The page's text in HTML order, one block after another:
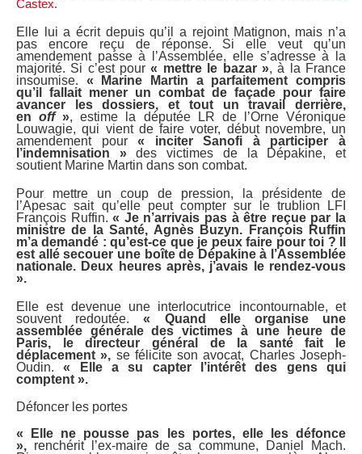
Castex.
Elle lui a écrit depuis qu’il a rejoint Matignon, mais n’a
pas encore reçu de réponse. Si elle veut qu’un
amendement passe à l’Assemblée, elle s’adresse à la
majorité. Si c’est pour« mettre le bazar », à la France
insoumise. « Marine Martin a parfaitement compris
qu’il fallait mener un combat de façade pour faire
avancer les dossiers, et tout un travail derrière,
enoff», estime la députée LR de l’Orne Véronique
Louwagie, qui vient de faire voter, début novembre, un
amendement pour« inciter Sanofi à participer à
l’indemnisation »des victimes de la Dépakine, et
soutient Marine Martin dans son combat.
Pour mettre un coup de pression, la présidente de
l’Apesac sait qu’elle peut compter sur le trublion LFI
François Ruffin.« Je n’arrivais pas à être reçue par la
ministre de la Santé, Agnès Buzyn. François Ruffin
m’a demandé : qu’est-ce que je peux faire pour toi ? Il
est allé secouer une boîte de Dépakine à l’Assemblée
nationale. Deux heures après, j’avais le rendez-vous
».
Elle est devenue une interlocutrice incontournable, et
souvent redoutée.« Quand elle organise une
assemblée générale des victimes à une heure de
Paris, le directeur général de la santé fait le
déplacement », se félicite son avocat, Charles Joseph-
Oudin.« Elle a su capter l’intérêt des gens qui
comptent ».
Défoncer les portes
« Elle ne pousse pas les portes, elle les défonce
», renchérit l’ex-maire de sa commune, Daniel Mach.